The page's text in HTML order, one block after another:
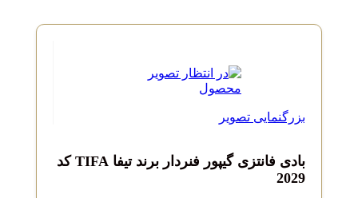
بزرگنمایی تصویر
بادی فانتزی گیپور فنردار برند تیفا TIFA کد
2029